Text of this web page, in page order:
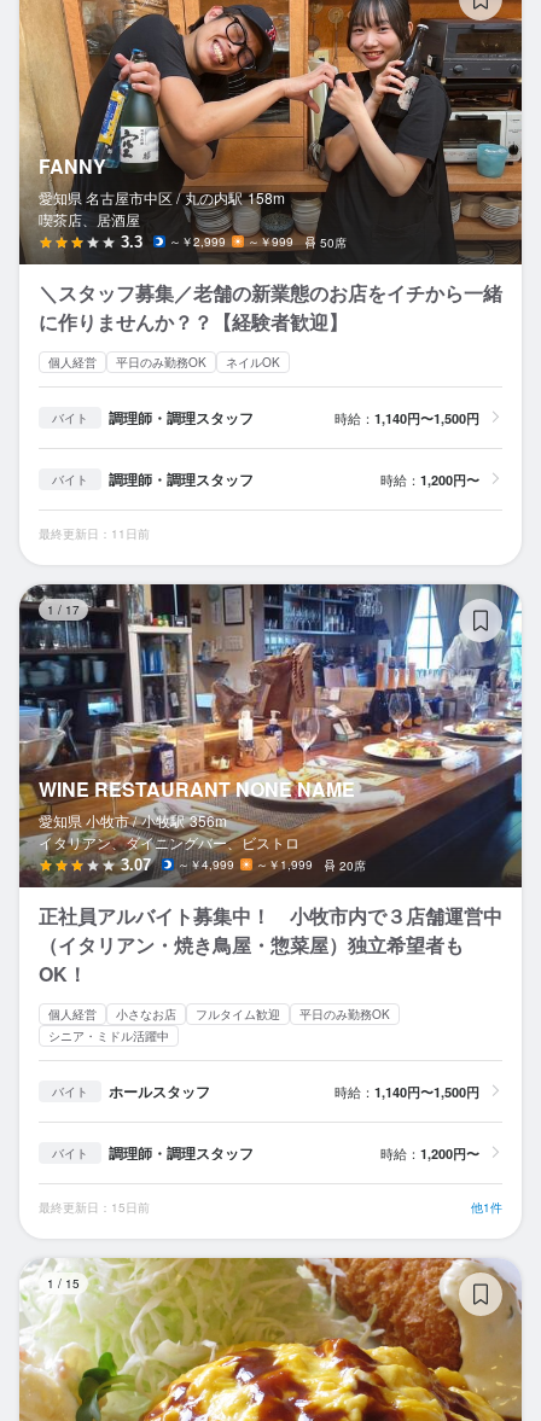
FANNY
愛知県 名古屋市中区 / 丸の内駅 158m
喫茶店、居酒屋
3.3 ～￥2,999 ～￥999 50席
＼スタッフ募集／老舗の新業態のお店をイチから一緒
に作りませんか？？【経験者歓迎】
個人経営 平日のみ勤務OK ネイルOK
バイト 調理師・調理スタッフ 時給： 1,140円〜1,500円
バイト 調理師・調理スタッフ 時給： 1,200円〜
最終更新日：11日前
1 / 17
WINE RESTAURANT NONE NAME
愛知県 小牧市 / 小牧駅 356m
イタリアン、ダイニングバー、ビストロ
3.07 ～￥4,999 ～￥1,999 20席
正社員アルバイト募集中！ 小牧市内で３店舗運営中
（イタリアン・焼き鳥屋・惣菜屋）独立希望者も
OK！
個人経営 小さなお店 フルタイム歓迎
平日のみ勤務OK
シニア・ミドル活躍中
バイト ホールスタッフ 時給： 1,140円〜1,500円
バイト 調理師・調理スタッフ 時給： 1,200円〜
最終更新日：15日前 他1件
1 / 15